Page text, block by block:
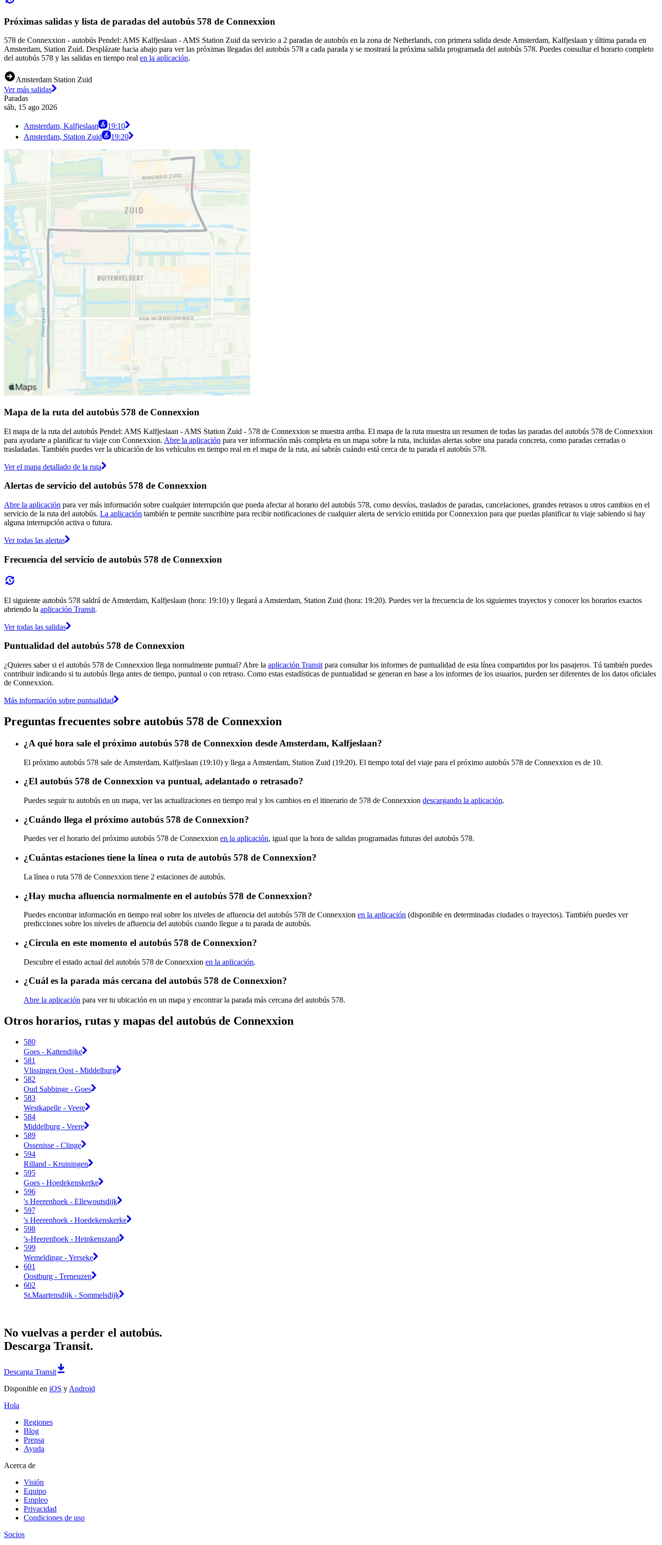
Próximas salidas y lista de paradas del autobús 578 de Connexxion
578 de Connexxion - autobús Pendel: AMS Kalfjeslaan - AMS Station Zuid da servicio a 2 paradas de autobús en la zona de Netherlands, con primera salida desde Amsterdam, Kalfjeslaan y última parada en
Amsterdam, Station Zuid. Desplázate hacia abajo para ver las próximas llegadas del autobús 578 a cada parada y se mostrará la próxima salida programada del autobús 578. Puedes consultar el horario completo
del autobús 578 y las salidas en tiempo real en la aplicación.
Amsterdam Station Zuid
Ver más salidas
Paradas
sáb, 15 ago 2026
Amsterdam, Kalfjeslaan
19:10
Amsterdam, Station Zuid
19:20
Mapa de la ruta del autobús 578 de Connexxion
El mapa de la ruta del autobús Pendel: AMS Kalfjeslaan - AMS Station Zuid - 578 de Connexxion se muestra arriba. El mapa de la ruta muestra un resumen de todas las paradas del autobús 578 de Connexxion
para ayudarte a planificar tu viaje con Connexxion. Abre la aplicación para ver información más completa en un mapa sobre la ruta, incluidas alertas sobre una parada concreta, como paradas cerradas o
trasladadas. También puedes ver la ubicación de los vehículos en tiempo real en el mapa de la ruta, así sabrás cuándo está cerca de tu parada el autobús 578.
Ver el mapa detallado de la ruta
Alertas de servicio del autobús 578 de Connexxion
Abre la aplicación para ver más información sobre cualquier interrupción que pueda afectar al horario del autobús 578, como desvíos, traslados de paradas, cancelaciones, grandes retrasos u otros cambios en el
servicio de la ruta del autobús. La aplicación también te permite suscribirte para recibir notificaciones de cualquier alerta de servicio emitida por Connexxion para que puedas planificar tu viaje sabiendo si hay
alguna interrupción activa o futura.
Ver todas las alertas
Frecuencia del servicio de autobús 578 de Connexxion
El siguiente autobús 578 saldrá de Amsterdam, Kalfjeslaan (hora: 19:10) y llegará a Amsterdam, Station Zuid (hora: 19:20). Puedes ver la frecuencia de los siguientes trayectos y conocer los horarios exactos
abriendo la aplicación Transit.
Ver todas las salidas
Puntualidad del autobús 578 de Connexxion
¿Quieres saber si el autobús 578 de Connexxion llega normalmente puntual? Abre la aplicación Transit para consultar los informes de puntualidad de esta línea compartidos por los pasajeros. Tú también puedes
contribuir indicando si tu autobús llega antes de tiempo, puntual o con retraso. Como estas estadísticas de puntualidad se generan en base a los informes de los usuarios, pueden ser diferentes de los datos oficiales
de Connexxion.
Más información sobre puntualidad
Preguntas frecuentes sobre autobús 578 de Connexxion
¿A qué hora sale el próximo autobús 578 de Connexxion desde Amsterdam, Kalfjeslaan?
El próximo autobús 578 sale de Amsterdam, Kalfjeslaan (19:10) y llega a Amsterdam, Station Zuid (19:20). El tiempo total del viaje para el próximo autobús 578 de Connexxion es de 10.
¿El autobús 578 de Connexxion va puntual, adelantado o retrasado?
Puedes seguir tu autobús en un mapa, ver las actualizaciones en tiempo real y los cambios en el itinerario de 578 de Connexxion descargando la aplicación.
¿Cuándo llega el próximo autobús 578 de Connexxion?
Puedes ver el horario del próximo autobús 578 de Connexxion en la aplicación, igual que la hora de salidas programadas futuras del autobús 578.
¿Cuántas estaciones tiene la línea o ruta de autobús 578 de Connexxion?
La línea o ruta 578 de Connexxion tiene 2 estaciones de autobús.
¿Hay mucha afluencia normalmente en el autobús 578 de Connexxion?
Puedes encontrar información en tiempo real sobre los niveles de afluencia del autobús 578 de Connexxion en la aplicación (disponible en determinadas ciudades o trayectos). También puedes ver
predicciones sobre los niveles de afluencia del autobús cuando llegue a tu parada de autobús.
¿Circula en este momento el autobús 578 de Connexxion?
Descubre el estado actual del autobús 578 de Connexxion en la aplicación.
¿Cuál es la parada más cercana del autobús 578 de Connexxion?
Abre la aplicación para ver tu ubicación en un mapa y encontrar la parada más cercana del autobús 578.
Otros horarios, rutas y mapas del autobús de Connexxion
580
Goes - Kattendijke
581
Vlissingen Oost - Middelburg
582
Oud Sabbinge - Goes
583
Westkapelle - Veere
584
Middelburg - Veere
589
Ossenisse - Clinge
594
Rilland - Kruiningen
595
Goes - Hoedekenskerke
596
's Heerenhoek - Ellewoutsdijk
597
's Heerenhoek - Hoedekenskerke
598
's-Heerenhoek - Heinkenszand
599
Wemeldinge - Yerseke
601
Oostburg - Terneuzen
602
St.Maartensdijk - Sommelsdijk
No vuelvas a perder el autobús.
Descarga Transit.
Descarga Transit
Disponible en iOS y Android
Hola
Regiones
Blog
Prensa
Ayuda
Acerca de
Visión
Equipo
Empleo
Privacidad
Condiciones de uso
Socios